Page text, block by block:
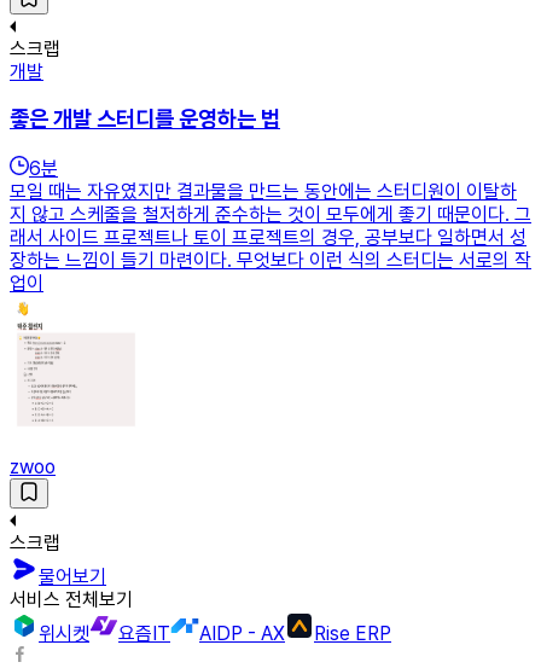
스크랩
개발
좋은 개발 스터디를 운영하는 법
6분
모일 때는 자유였지만 결과물을 만드는 동안에는 스터디원이 이탈하
지 않고 스케줄을 철저하게 준수하는 것이 모두에게 좋기 때문이다. 그
래서 사이드 프로젝트나 토이 프로젝트의 경우, 공부보다 일하면서 성
장하는 느낌이 들기 마련이다. 무엇보다 이런 식의 스터디는 서로의 작
업이
zwoo
스크랩
물어보기
서비스 전체보기
위시켓
요즘IT AIDP - AX Rise ERP